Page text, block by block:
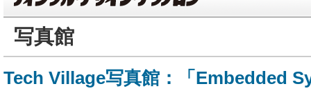
写真館
Tech Village写真館：「Embedded